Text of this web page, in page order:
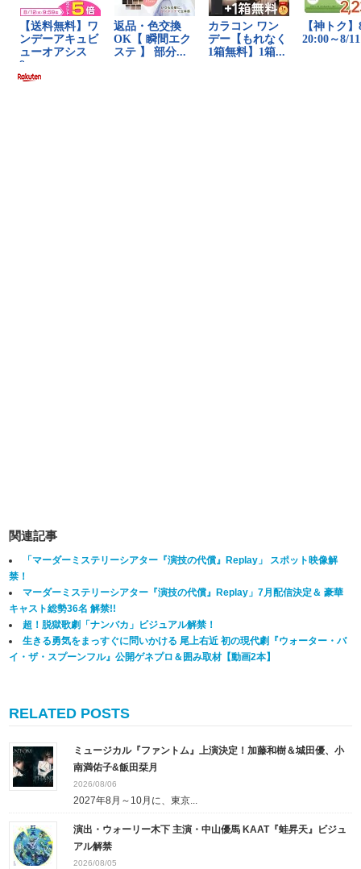
関連記事
「マーダーミステリーシアター『演技の代償』Replay」 スポット映像解
禁！
マーダーミステリーシアター『演技の代償』Replay」7月配信決定＆ 豪華
キャスト総勢36名 解禁!!
超！脱獄歌劇「ナンバカ」ビジュアル解禁！
生きる勇気をまっすぐに問いかける 尾上右近 初の現代劇『ウォーター・バ
イ・ザ・スプーンフル』公開ゲネプロ＆囲み取材【動画2本】
RELATED POSTS
ミュージカル『ファントム』上演決定！加藤和樹＆城田優、小
南満佑子&飯田栞月
2026/08/06
2027年8月～10月に、東京...
演出・ウォーリー木下 主演・中山優馬 KAAT『蛙昇天』ビジュ
アル解禁
2026/08/05